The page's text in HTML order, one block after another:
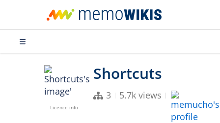
Licence info
3 5.7k views